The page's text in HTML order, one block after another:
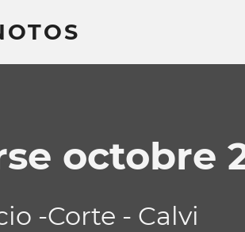
octobre
-Corte - Calvi